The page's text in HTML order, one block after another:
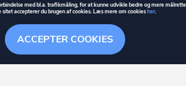
Søgehistorik Menu
GUIDE BETINGELSER
varemærke tilhørende ownr ApS – CVR nr.: 36 40 88
26. 2., 2600 Glostrup, info@ownr.dk
ACCEPTER COOKIES
med bl.a. trafikmåling, for at kunne udvikle bedre og mere
accepterer du brugen af cookies. Læs mere om cookiesher.